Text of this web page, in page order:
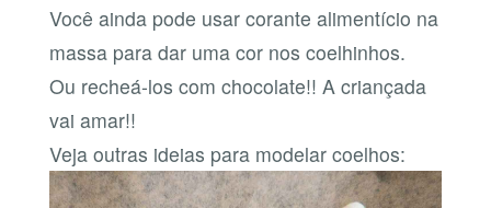
Você ainda pode usar corante alimentício na
massa para dar uma cor nos coelhinhos.
Ou recheá-los com chocolate!! A criançada
vai amar!!
Veja outras ideias para modelar coelhos: